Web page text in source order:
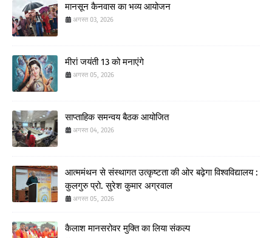
मानसून कैनवास का भव्य आयोजन
अगस्त 03, 2026
मीरां जयंती 13 को मनाएंगे
अगस्त 05, 2026
साप्ताहिक समन्वय बैठक आयोजित
अगस्त 04, 2026
आत्ममंथन से संस्थागत उत्कृष्टता की ओर बढ़ेगा विश्वविद्यालय :
कुलगुरु प्रो. सुरेश कुमार अग्रवाल
अगस्त 05, 2026
कैलाश मानसरोवर मुक्ति का लिया संकल्प